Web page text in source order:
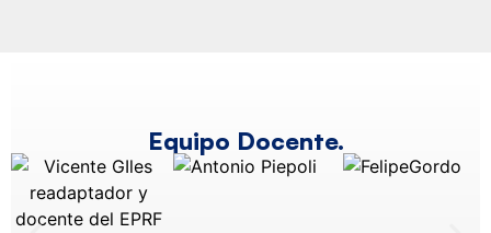
Equipo Docente.